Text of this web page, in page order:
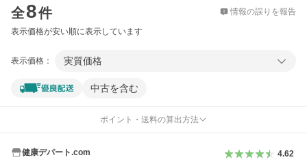
全8件 情報の誤りを報告
表示価格が安い順に表示しています
表示価格： 実質価格
中古を含む
ポイント・送料の算出方法
健康デパート.com 4.62